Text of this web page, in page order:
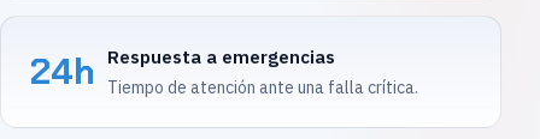
24h Respuesta a emergencias
Tiempo de atención ante una falla crítica.